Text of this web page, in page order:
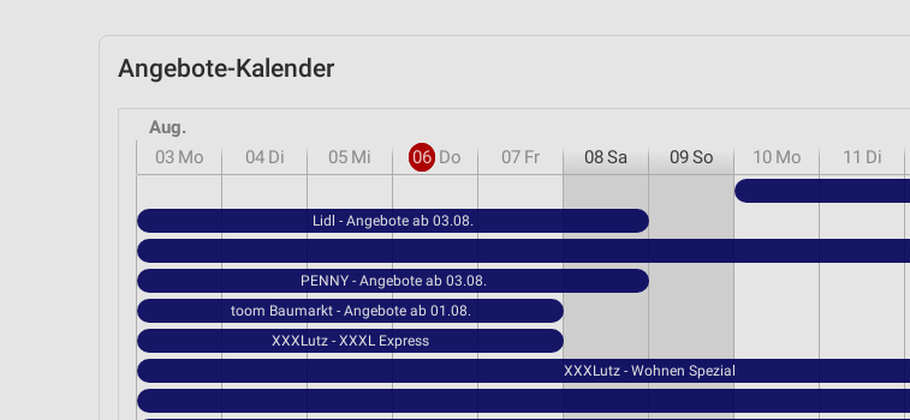
Angebote-Kalender
Aug.
03 Mo 04 Di 05 Mi 06 Do 07 Fr 08Sa 09So 10 Mo 11 Di
Lidl - Angebote ab 03.08.
PENNY - Angebote ab 03.08.
toom Baumarkt - Angebote ab 01.08.
XXXLutz - XXXL Express
XXXLutz - Wohnen Spezial